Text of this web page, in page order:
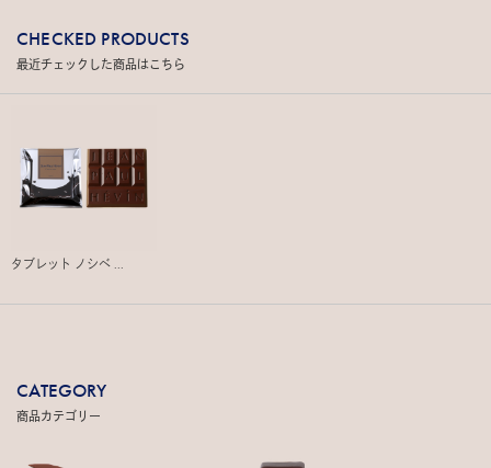
CHECKED PRODUCTS
最近チェックした商品はこちら
タブレット ノシベ ...
CATEGORY
商品カテゴリー